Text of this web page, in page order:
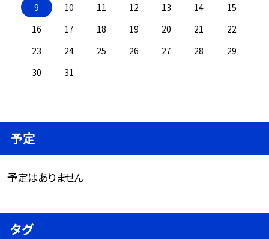
9
10 11 12 13 14
15
16
17 18 19 20 21
22
23
24 25 26 27 28
29
30
31
予定
予定はありません
タグ